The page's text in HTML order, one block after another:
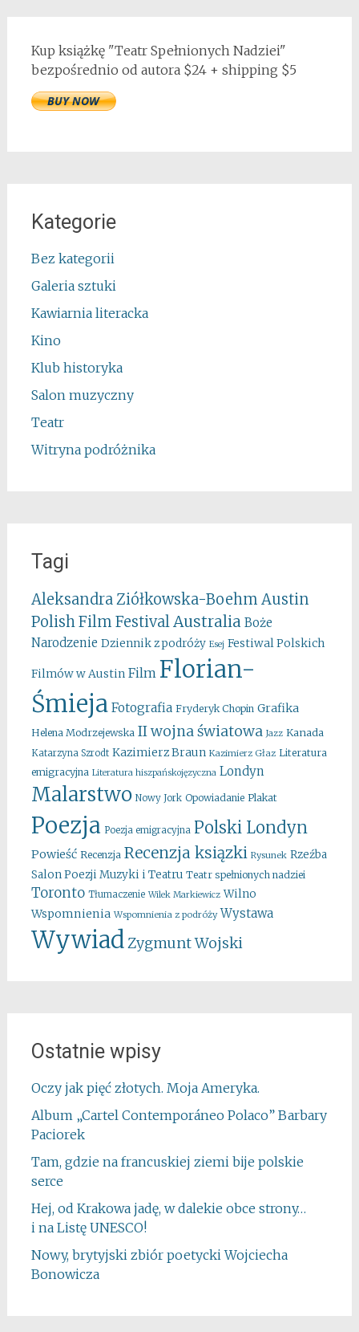
Kup książkę "Teatr Spełnionych Nadziei"
bezpośrednio od autora $24 + shipping $5
Kategorie
Bez kategorii
Galeria sztuki
Kawiarnia literacka
Kino
Klub historyka
Salon muzyczny
Teatr
Witryna podróżnika
Tagi
Aleksandra Ziółkowska-Boehm Austin
Polish Film FestivalAustralia Boże
Narodzenie Dziennik z podróży Esej Festiwal Polskich
Filmów w Austin Film Florian-
Śmieja Fotografia Fryderyk Chopin Grafika
Helena Modrzejewska II wojna światowa Jazz Kanada
Katarzyna Szrodt Kazimierz Braun Kazimierz Głaz Literatura
emigracyjna Literatura hiszpańskojęzyczna Londyn
Malarstwo Nowy Jork Opowiadanie Plakat
Poezja Poezja emigracyjna Polski Londyn
Powieść Recenzja Recenzja ksiązki Rysunek Rzeźba
Salon Poezji Muzyki i Teatru Teatr spełnionych nadziei
Toronto Tłumaczenie Wilek Markiewicz Wilno
Wspomnienia Wspomnienia z podróży Wystawa
WywiadZygmunt Wojski
Ostatnie wpisy
Oczy jak pięć złotych. Moja Ameryka.
Album „Cartel Contemporáneo Polaco” Barbary
Paciorek
Tam, gdzie na francuskiej ziemi bije polskie
serce
Hej, od Krakowa jadę, w dalekie obce strony…
i na Listę UNESCO!
Nowy, brytyjski zbiór poetycki Wojciecha
Bonowicza